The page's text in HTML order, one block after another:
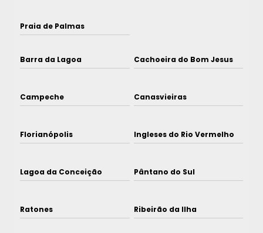
Praia de Palmas
Barra da Lagoa Cachoeira do Bom Jesus
Campeche Canasvieiras
Florianópolis Ingleses do Rio Vermelho
Lagoa da Conceição Pântano do Sul
Ratones Ribeirão da Ilha